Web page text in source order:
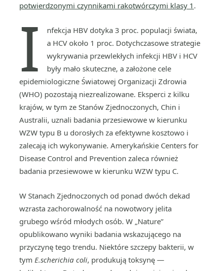
potwierdzonymi czynnikami rakotwórczymi klasy 1 .
I
nfekcja HBV dotyka 3 proc. populacji świata,
a HCV około 1 proc. Dotychczasowe strategie
wykrywania przewlekłych infekcji HBV i HCV
były mało skuteczne, a założone cele
epidemiologiczne Światowej Organizacji Zdrowia
(WHO) pozostają niezrealizowane. Eksperci z kilku
krajów, w tym ze Stanów Zjednoczonych, Chin i
Australii, uznali badania przesiewowe w kierunku
WZW typu B u dorosłych za efektywne kosztowo i
zalecają ich wykonywanie. Amerykańskie Centers for
Disease Control and Prevention zaleca również
badania przesiewowe w kierunku WZW typu C.
W Stanach Zjednoczonych od ponad dwóch dekad
wzrasta zachorowalność na nowotwory jelita
grubego wśród młodych osób. W „Nature”
opublikowano wyniki badania wskazującego na
przyczynę tego trendu. Niektóre szczepy bakterii, w
tym E.scherichia coli, produkują toksynę —